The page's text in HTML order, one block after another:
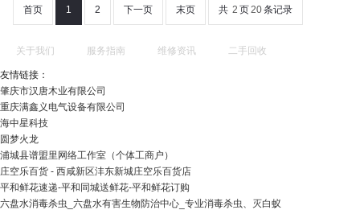
首页 1 2 下一页 末页 共 2 页20条记录
关于我们 服务指南 维修资讯 二手回收
友情链接：
肇庆市汉唐木业有限公司
重庆满鑫义电气设备有限公司
海中星科技
圆梦火龙
浦城县谱盟里网络工作室（个体工商户）
庄空乐百货 - 西咸新区沣东新城庄空乐百货店
平和鲜花速递-平和同城送鲜花-平和鲜花订购
六盘水消毒杀虫_六盘水有害生物防治中心_专业消毒杀虫、灭白蚁